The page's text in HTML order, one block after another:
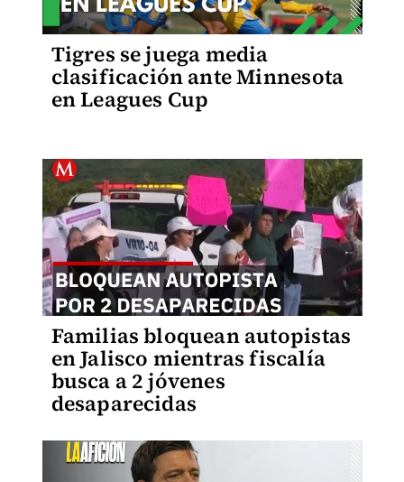
Tigres se juega media
clasificación ante Minnesota
en Leagues Cup
Familias bloquean autopistas
en Jalisco mientras fiscalía
busca a 2 jóvenes
desaparecidas